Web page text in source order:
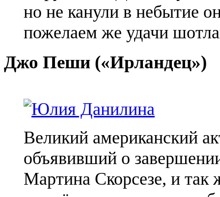
но не канули в небытие
пожелаем же удачи
Джо Пеши («Ирландец»)
Великий американский
объявивший о
Мартина Скорсезе, и так